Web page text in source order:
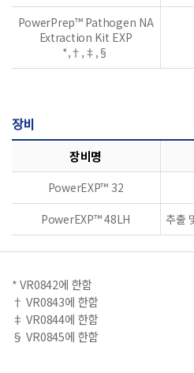
PowerPrep™ Pathogen NA
Extraction Kit EXP
*,†,‡,§
장비
장비명
PowerEXP™ 32
PowerEXP™ 48LH
추출
* VR0842에 한함
† VR0843에 한함
‡ VR0844에 한함
§ VR0845에 한함